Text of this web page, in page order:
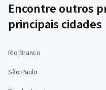
Encontre outros
principais cidades
Rio Branco
São Paulo